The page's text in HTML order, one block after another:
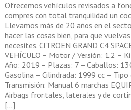
Ofrecemos vehículos revisados a
compres con total tranquilidad un
Llevamos más de 20 años en el
hacer las cosas bien, para que
necesites. CITROEN GRAND C4
VEHÍCULO – Motor / Versión: 1.2 –
Año: 2019 – Plazas: 7 – Caballos:
Gasolina – Cilindrada: 1999 cc –
Transmisión: Manual 6 marchas
Airbags frontales, laterales y de
[…]